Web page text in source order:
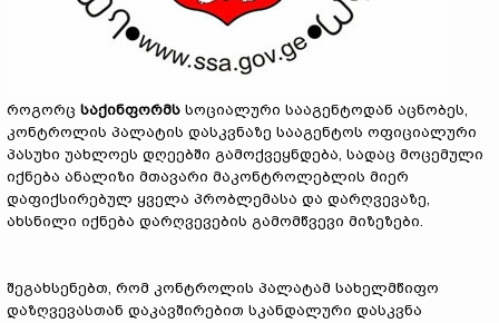
როგორც საქინფორმს სოციალური სააგენტოდან აცნობეს,
კონტროლის პალატის დასკვნაზე სააგენტოს ოფიციალური
პასუხი უახლოეს დღეებში გამოქვეყნდება, სადაც მოცემული
იქნება ანალიზი მთავარი მაკონტროლებლის მიერ
დაფიქსირებულ ყველა პრობლემასა და დარღვევაზე,
ახსნილი იქნება დარღვევების გამომწვევი მიზეზები.
შეგახსენებთ, რომ კონტროლის პალატამ სახელმწიფო
დაზღვევასთან დაკავშირებით სკანდალური დასკვნა